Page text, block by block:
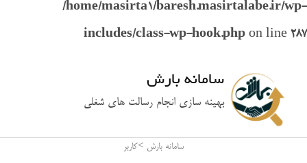
/home/masirta1/baresh.masirtalabe.ir/wp-
includes/class-wp-hook.php on line 287
سامانه بارش
بهینه سازی انجام رسالت های شغلی
سامانه بارش >کاربر